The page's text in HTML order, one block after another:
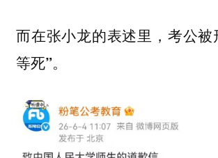
而在张小龙的表述里，考公被
等死”。